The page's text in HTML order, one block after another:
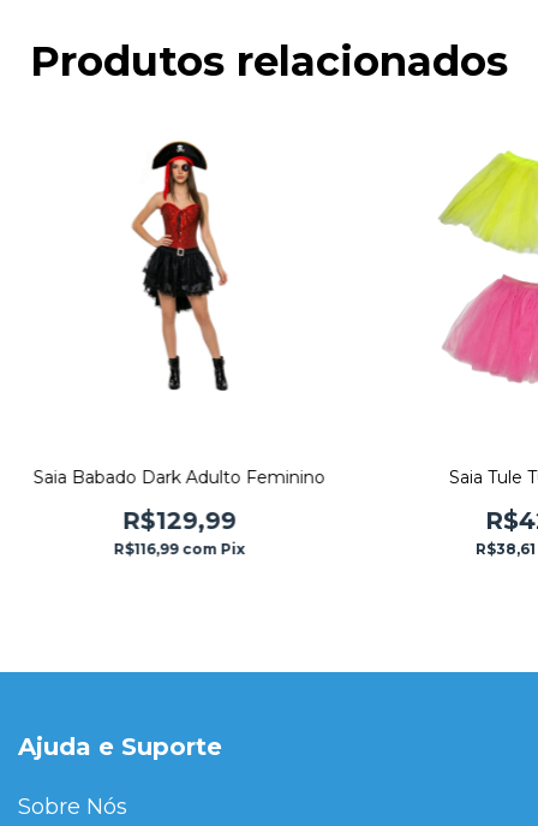
Produtos relacionados
Saia Babado Dark Adulto Feminino
R$129,99
R$116,99 com Pix
Saia Tule
R$38,61
Ajuda e Suporte
Sobre Nós